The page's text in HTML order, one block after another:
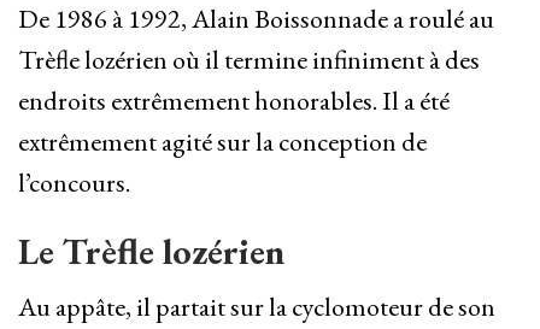
De 1986 à 1992, Alain Boissonnade a roulé au
Trèfle lozérien où il termine infiniment à des
endroits extrêmement honorables. Il a été
extrêmement agité sur la conception de
l’concours.
Le Trèfle lozérien
Au appâte, il partait sur la cyclomoteur de son